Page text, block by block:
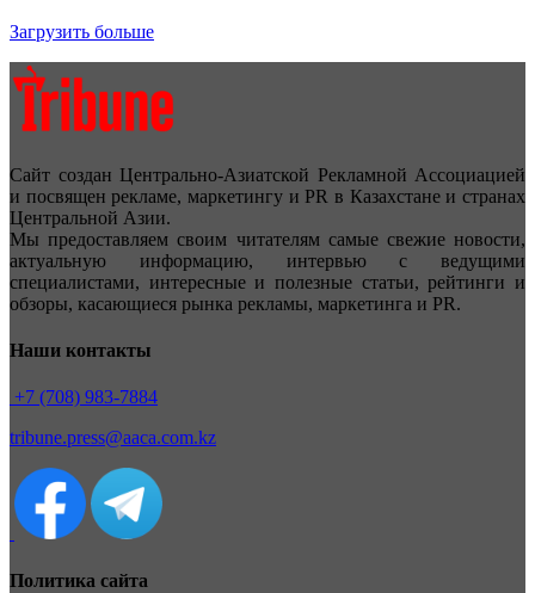
Загрузить больше
Сайт создан Центрально-Азиатской Рекламной Ассоциацией
и посвящен рекламе, маркетингу и PR в Казахстане и странах
Центральной Азии.
Мы предоставляем своим читателям самые свежие новости,
актуальную информацию, интервью с ведущими
специалистами, интересные и полезные статьи, рейтинги и
обзоры, касающиеся рынка рекламы, маркетинга и PR.
Наши контакты
+7 (708) 983-7884
tribune.press@aaca.com.kz
Политика сайта